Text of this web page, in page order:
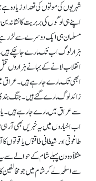
شہریوں کی موتوں کی تعداد زیادہ
مسلمان ہی ایک دوسرے سے لڑ رہے
ہزار لوگ اب تک مارے جا چکے
انقلاب لانے کے بہانے ہزاروں
زائد لوگ مارے گئے ہیں۔ جنگ
سے عراق میں مارے جا رہے ہیں۔
اب اخباروں میں یہ خبریں بھی آ
طاغوتی اور شیطانی طاقتوں یا
مثلاً دو دن پہلے شام کے حوالے
سے اسلحہ لے کر شام میں جو